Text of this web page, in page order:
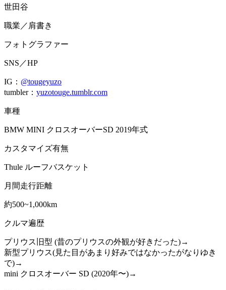
世田谷
職業／肩書き
フォトグラファー
SNS／HP
IG： @tougeyuzo
tumbler： yuzotouge.tumblr.com
車種
BMW MINI クロスオーバーSD 2019年式
カスタマイズ有無
Thule ルーフバスケット
月間走行距離
約500~1,000km
クルマ遍歴
プリウス旧型 (昔のプリウスの外観が好きだった)→
新型プリウス(見た目があまり好みではなかったがなりゆき
で)→
mini クロスオーバー SD (2020年〜)→